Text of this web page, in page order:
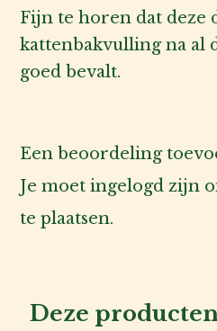
Fijn te horen dat deze
kattenbakvulling na al
goed bevalt.
Een beoordeling
Je moetingelogd zijn
te plaatsen.
Deze